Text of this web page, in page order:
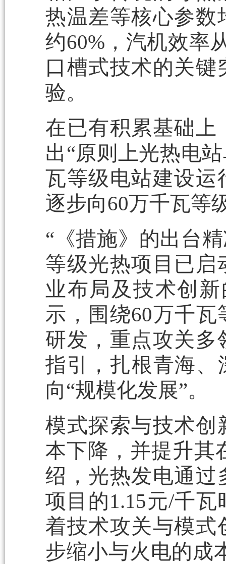
热温差等核心参数
约60%，汽机效率
口槽式技术的关
验。
在已有积累基础上
出“原则上光热电
瓦等级电站建设运
逐步向60万千瓦等
“《措施》的出台
等级光热项目已启
业布局及技术创
示，围绕60万千
研发，重点攻关多
指引，扎根青海、
向“规模化发展”。
模式探索与技术创
本下降，并提升其
绍，光热发电通过
项目的1.15元/千
着技术攻关与模式
步缩小与火电的成